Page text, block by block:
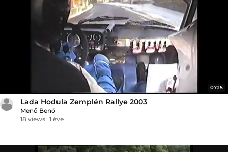
07:15
Lada Hodula Zemplén Rallye 2003
Menő Benő
18 views 1 éve